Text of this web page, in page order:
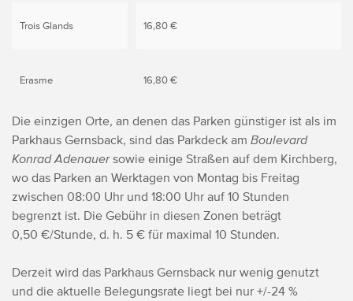
Trois Glands 16,80 €
Erasme 16,80 €
Die einzigen Orte, an denen das Parken günstiger ist als im
Parkhaus Gernsback, sind das Parkdeck am Boulevard
Konrad Adenauersowie einige Straßen auf dem Kirchberg,
wo das Parken an Werktagen von Montag bis Freitag
zwischen 08:00 Uhr und 18:00 Uhr auf 10 Stunden
begrenzt ist. Die Gebühr in diesen Zonen beträgt
0,50 €/Stunde, d. h. 5 € für maximal 10 Stunden.
Derzeit wird das Parkhaus Gernsback nur wenig genutzt
und die aktuelle Belegungsrate liegt bei nur +/-24 %